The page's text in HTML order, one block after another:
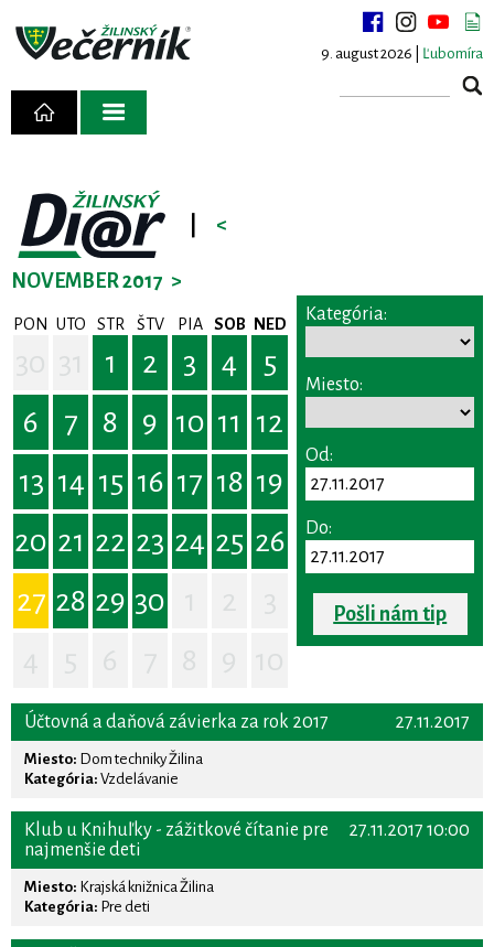
9. august 2026 | Ľubomíra
<
NOVEMBER 2017 >
PON UTO STR ŠTV PIA SOB NED
1 2 3 4
5
6
7 8 9 10 11 12
13 14 15 16 17 18 19
20 21 22 23 24 25 26
27 28 29 30
Kategória:
Miesto:
Od:
Do:
Pošli nám tip
27.11.2017
Účtovná a daňová závierka za rok 2017
Miesto: Dom techniky Žilina
Kategória: Vzdelávanie
27.11.2017 10:00
Klub u Knihuľky - zážitkové čítanie pre
najmenšie deti
Miesto: Krajská knižnica Žilina
Kategória: Pre deti